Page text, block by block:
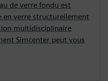
de verre fondu est
verre structurellement
multidisciplinaire
Simcenter peut vous